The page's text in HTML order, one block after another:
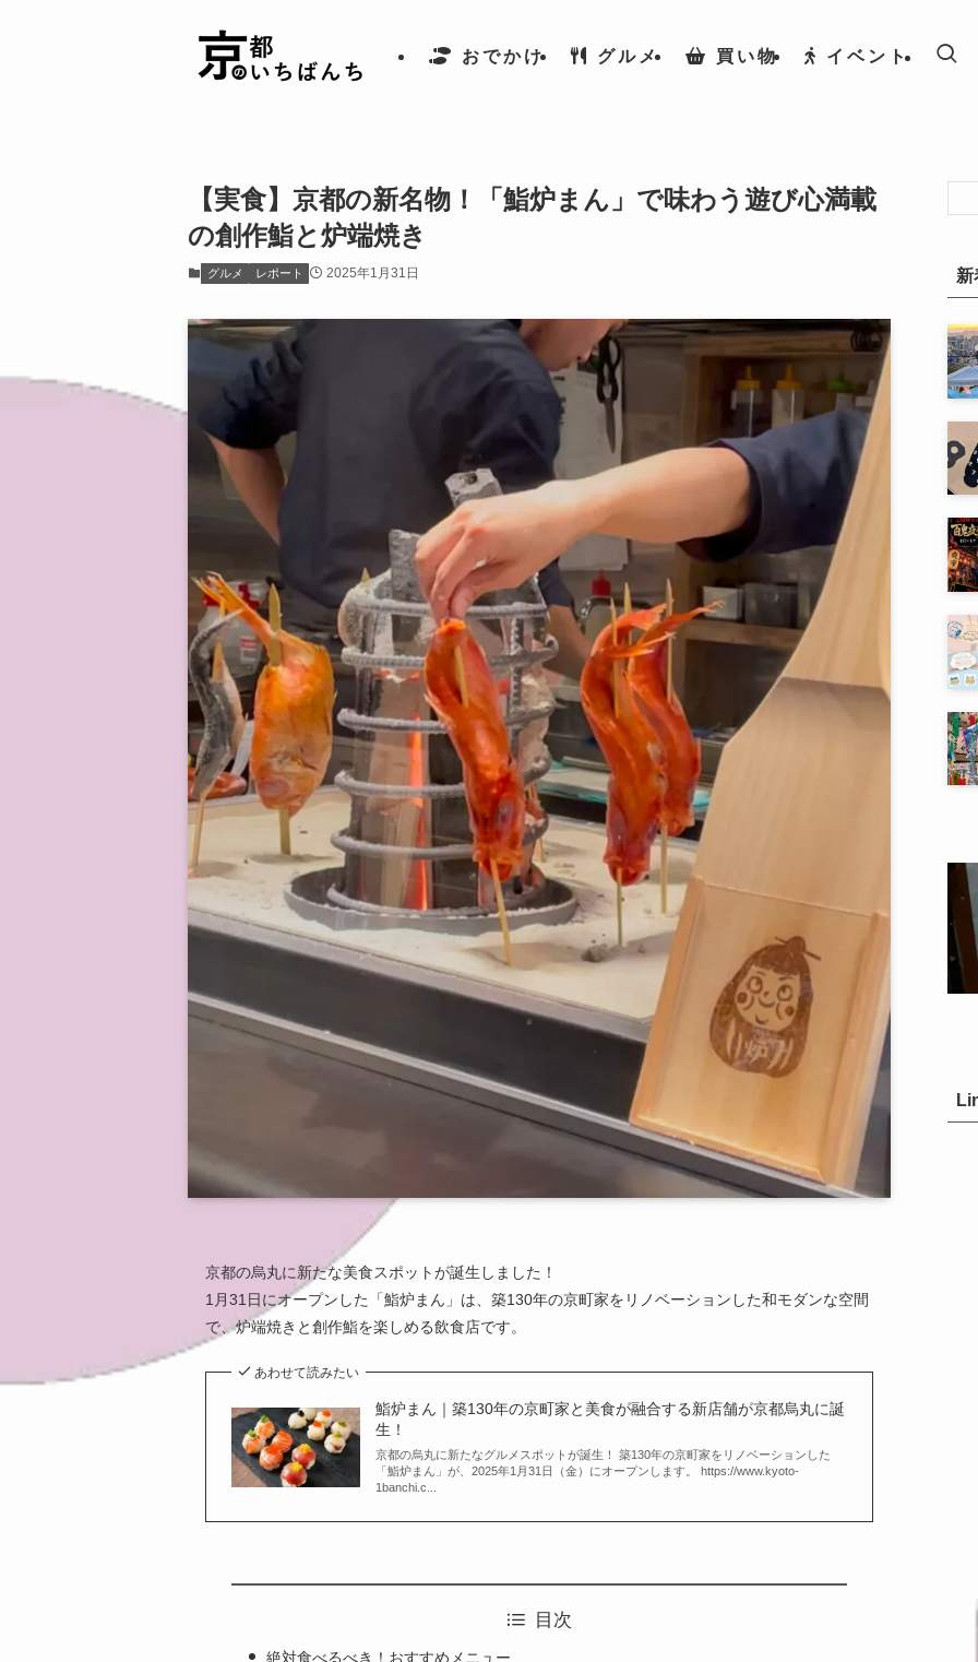
おでかけ グルメ 買い物 イベント
【実食】京都の新名物！「鮨炉まん」で味わう遊び心満載
の創作鮨と炉端焼き
グルメ レポート 2025年1月31日
京都の烏丸に新たな美食スポットが誕生しました！
1月31日にオープンした「鮨炉まん」は、築130年の京町家をリノベーションした和モダンな空間
で、炉端焼きと創作鮨を楽しめる飲食店です。
あわせて読みたい
鮨炉まん｜築130年の京町家と美食が融合する新店舗が京都烏丸に誕
生！
京都の烏丸に新たなグルメスポットが誕生！ 築130年の京町家をリノベーションした
「鮨炉まん」が、2025年1月31日（金）にオープンします。 https://www.kyoto-
1banchi.c...
目次
絶対食べるべき！おすすめメニュー